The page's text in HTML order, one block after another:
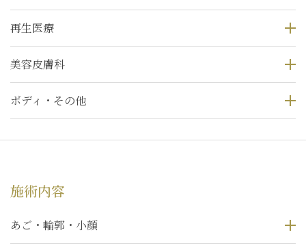
再生医療
美容皮膚科
ボディ・その他
施術内容
あご・輪郭・小顔